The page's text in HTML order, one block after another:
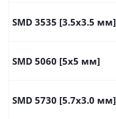
SMD 3535 [3.5x3.5 мм]
SMD 5060 [5x5 мм]
SMD 5730 [5.7х3.0 мм]